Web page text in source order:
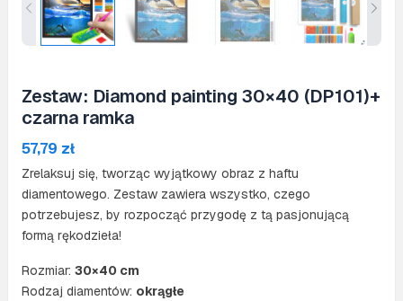
Zestaw: Diamond painting 30×40 (DP101)+
czarna ramka
57,79 zł
Zrelaksuj się, tworząc wyjątkowy obraz z haftu
diamentowego. Zestaw zawiera wszystko, czego
potrzebujesz, by rozpocząć przygodę z tą pasjonującą
formą rękodzieła!
Rozmiar: 30×40 cm
Rodzaj diamentów: okrągłe